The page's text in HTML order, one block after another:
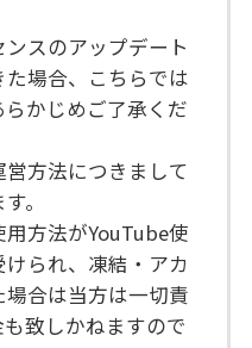
スのアップデート
場合、こちらでは
かじめご了承くだ
方法につきまして
。
方法がYouTube使
られ、凍結・アカ
合は当方は一切責
致しかねますので